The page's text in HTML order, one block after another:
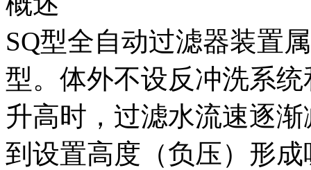
SQ型全自动过滤器装置
型。体外不设反冲洗系
升高时，过滤水流速逐
到设置高度（负压）形